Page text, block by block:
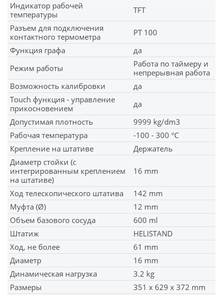
Индикатор рабочей
температуры
TFT
Разъем для подключения
контактного термометра
PT 100
Функция графа
да
Режим работы
Работа по таймеру и
непрерывная работа
Возможность калибровки
да
Touch функция - управление
прикосновением
да
Допустимая плотность
9999 kg/dm3
Рабочая температура
-100 - 300 °C
Крепление на штативe
Держатель
Диаметр стойки (с
интегрированным креплением
на штативе)
16 mm
Ход телескопического штатива
142 mm
Муфта (Ø)
12 mm
Объем базового сосуда
600 ml
Штатиж
HELISTAND
Ход, не более
61 mm
Диаметр
16 mm
Динамическая нагрузка
3.2 kg
Размеры
351 x 629 x 372 mm